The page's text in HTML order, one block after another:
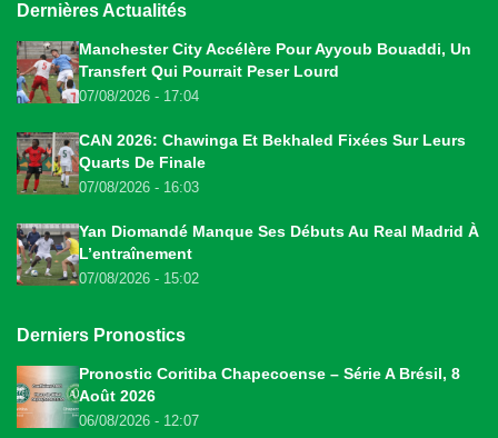
Dernières Actualités
Manchester City Accélère Pour Ayyoub Bouaddi, Un
Transfert Qui Pourrait Peser Lourd
07/08/2026 - 17:04
CAN 2026: Chawinga Et Bekhaled Fixées Sur Leurs
Quarts De Finale
07/08/2026 - 16:03
Yan Diomandé Manque Ses Débuts Au Real Madrid À
L’entraînement
07/08/2026 - 15:02
Derniers Pronostics
Pronostic Coritiba Chapecoense – Série A Brésil, 8
Août 2026
06/08/2026 - 12:07